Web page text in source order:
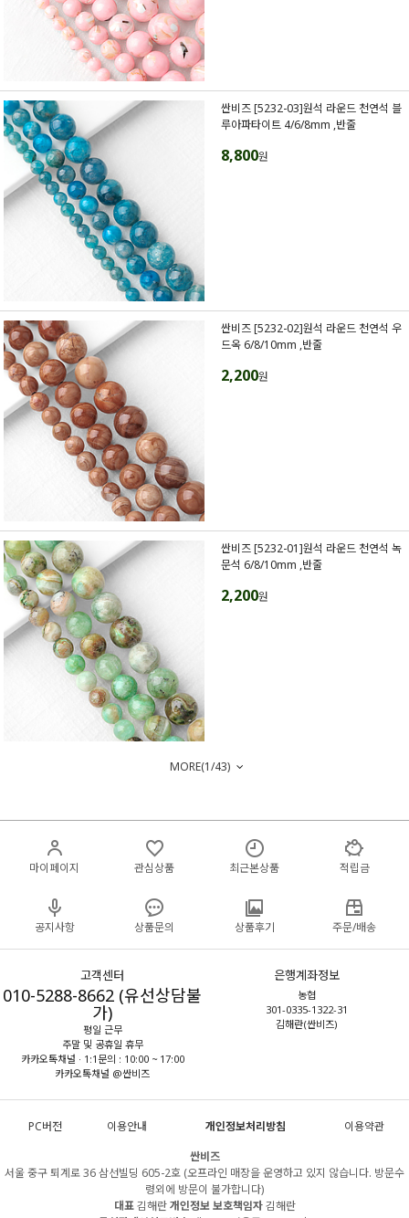
싼비즈 [5232-03]원석 라운드 천연석 블
루아파타이트 4/6/8mm ,반줄
8,800원
싼비즈 [5232-02]원석 라운드 천연석 우
드옥 6/8/10mm ,반줄
2,200원
싼비즈 [5232-01]원석 라운드 천연석 녹
문석 6/8/10mm ,반줄
2,200원
MORE(1/43)
마이페이지 관심상품 최근본상품 적립금
공지사항 상품문의 상품후기 주문/배송
고객센터
010-5288-8662 (유선상담불
가)
평일 근무
주말 및 공휴일 휴무
카카오톡채널 · 1:1문의 : 10:00 ~ 17:00
카카오톡채널 @싼비즈
은행계좌정보
농협
301-0335-1322-31
김해란(싼비즈)
PC버전 이용안내 개인정보처리방침
이용약관
싼비즈
서울 중구 퇴계로 36 삼선빌딩 605-2호 (오프라인 매장을 운영하고 있지 않습니다. 방문수
령외에 방문이 불가합니다)
대표김해란개인정보 보호책임자김해란